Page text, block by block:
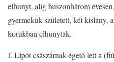
elhunyt, alig huszonhárom
gyermekük született, két kislány,
korukban elhunytak.
I. Lipót császárnak égető lett a